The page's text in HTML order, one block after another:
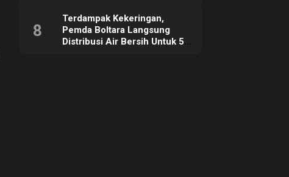
8
Terdampak Kekeringan,
Pemda Boltara Langsung
Distribusi Air Bersih Untuk 50